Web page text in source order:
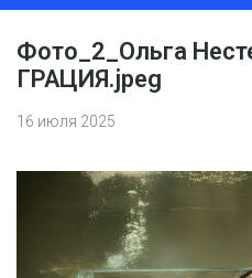
Фото_2_Ольга
ГРАЦИЯ.jpeg
16 июля 2025